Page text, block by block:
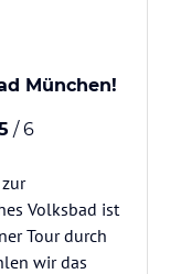
München!
/ 6
Volksbad ist
Tour durch
wir das